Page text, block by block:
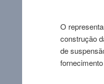
O
construção
de